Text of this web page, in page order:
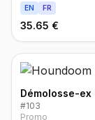
EN FR
35.65 €
Démolosse-ex
#103
Promo